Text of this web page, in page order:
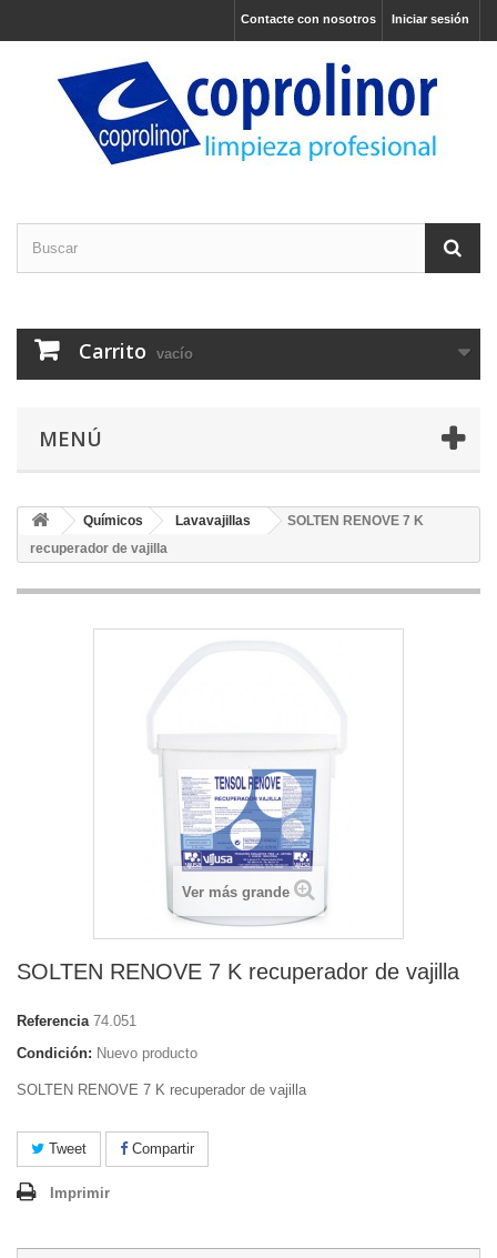
Iniciar sesión
Contacte con nosotros
Carrito vacío
MENÚ
Químicos Lavavajillas
SOLTEN RENOVE 7 K
recuperador de vajilla
Ver más grande
SOLTEN RENOVE 7 K recuperador de vajilla
Referencia 74.051
Condición: Nuevo producto
SOLTEN RENOVE 7 K recuperador de vajilla
Tweet Compartir
Imprimir